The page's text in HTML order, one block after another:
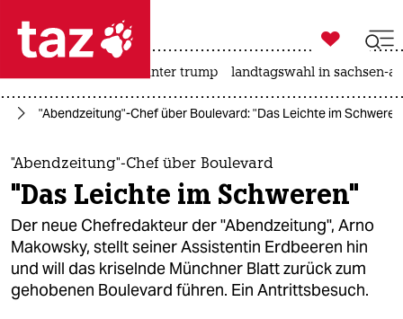
 taz zahl ich
taz zahl ich
themen
politik
öko
gesellschaft

taz zahl ich
usa unter trump landtagswahl in sachsen-
"Abendzeitung"-Chef über Boulevard: "Das Leichte im
"Abendzeitung"-Chef über Boulevard
"Das Leichte im Schweren"
Der neue Chefredakteur der "Abendzeitung", Arno
Makowsky, stellt seiner Assistentin Erdbeeren hin
und will das kriselnde Münchner Blatt zurück zum
gehobenen Boulevard führen. Ein Antrittsbesuch.